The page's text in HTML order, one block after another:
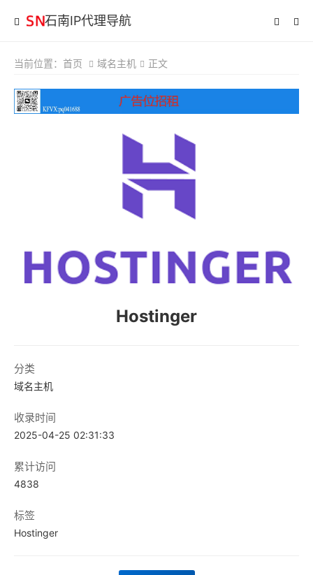
石南IP代理导航
当前位置： 首页 域名主机 正文
Hostinger
分类
域名主机
收录时间
2025-04-25 02:31:33
累计访问
4838
标签
Hostinger